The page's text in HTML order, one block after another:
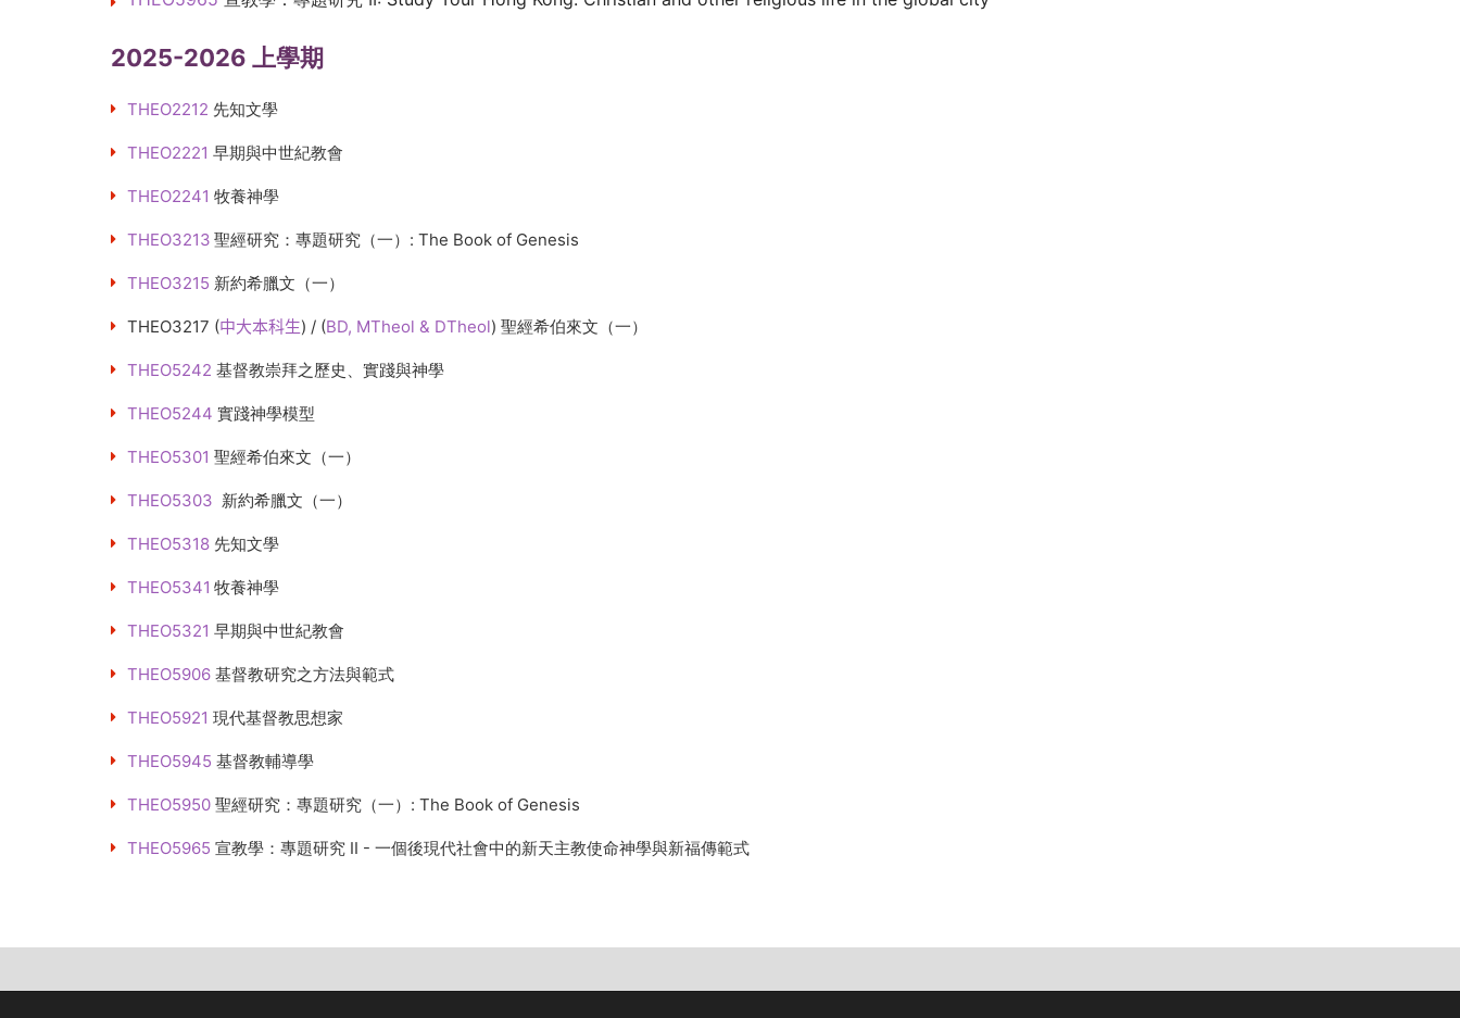
2025-2026 上學期
THEO2212 先知文學
THEO2221 早期與中世紀教會
THEO2241 牧養神學
THEO3213 聖經研究：專題研究（一）: The Book of Genesis
THEO3215 新約希臘文（一）
THEO3217 (中大本科生) / (BD, MTheol & DTheol) 聖經希伯來文（一）
THEO5242 基督教崇拜之歷史、實踐與神學
THEO5244 實踐神學模型
THEO5301 聖經希伯來文（一）
THEO5303 新約希臘文（一）
THEO5318 先知文學
THEO5341 牧養神學
THEO5321 早期與中世紀教會
THEO5906 基督教研究之方法與範式
THEO5921 現代基督教思想家
THEO5945 基督教輔導學
THEO5950 聖經研究：專題研究（一）: The Book of Genesis
THEO5965 宣教學：專題研究 II - 一個後現代社會中的新天主教使命神學與新福傳範式